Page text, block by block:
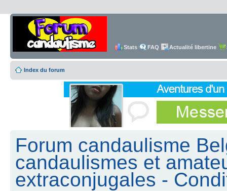
Stats FAQ Actualité libertine
Index du forum
Forum candaulisme
candaulismes et
extraconjugales -